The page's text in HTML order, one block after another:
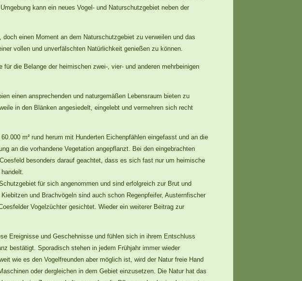
kann ein neues Vogel- und Naturschutzgebiet neben der
einen Moment an dem Naturschutzgebiet zu verweilen und das
vollen und unverfälschten Natürlichkeit genießen zu können.
die Belange der heimischen zwei-, vier- und anderen mehrbeinigen
einen ansprechenden und naturgemäßen Lebensraum bieten zu
in den Blänken angesiedelt, eingelebt und vermehren sich recht
m² rund herum mit Hunderten Eichenpfählen eingefasst und an die
an die vorhandene Vegetation angepflanzt. Bei den eingebrachten
besonders darauf geachtet, dass es sich fast nur um heimische
für sich angenommen und sind erfolgreich zur Brut und
und Brachvögeln sind auch schon Regenpfeifer, Austernfischer
Vogelzüchter gesichtet. Wieder ein weiterer Beitrag zur
Ereignisse und Geschehnisse und fühlen sich in ihrem Entschluss
bestätigt. Sporadisch stehen in jedem Frühjahr immer wieder
wie es den Vogelfreunden aber möglich ist, wird der Natur freie Hand
oder dergleichen in dem Gebiet einzusetzen. Die Natur hat das